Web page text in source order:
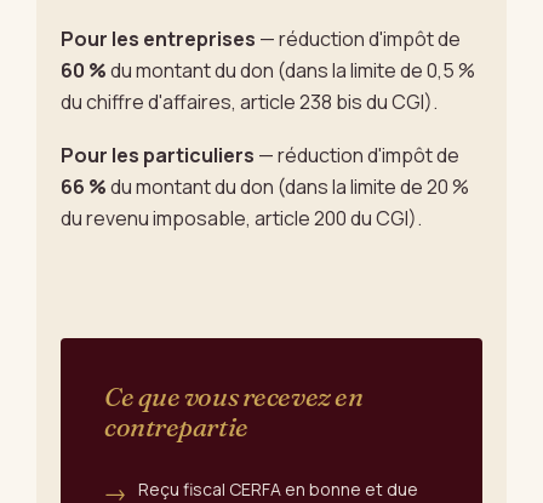
Pour les entreprises — réduction d'impôt de
60 %du montant du don (dans la limite de 0,5 %
du chiffre d'affaires, article 238 bis du CGI).
Pour les particuliers — réduction d'impôt de
66 %du montant du don (dans la limite de 20 %
du revenu imposable, article 200 du CGI).
Ce que vous recevez en
contrepartie
Reçu fiscal CERFA en bonne et due